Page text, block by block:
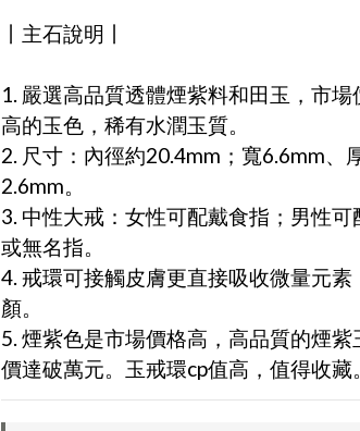
丨主石說明丨
1. 嚴選高品質透體煙紫料和田玉，市場
高的玉色，稀有水潤玉質。
2. 尺寸：內徑約20.4mm；寬6.6mm、
2.6mm。
3. 中性大戒：女性可配戴食指；男性可
或無名指。
4. 戒環可接觸皮膚更直接吸收微量元素
顏。
5. 煙紫色是市場價格高，高品質的煙紫
價達破萬元。玉戒環cp值高，值得收藏。